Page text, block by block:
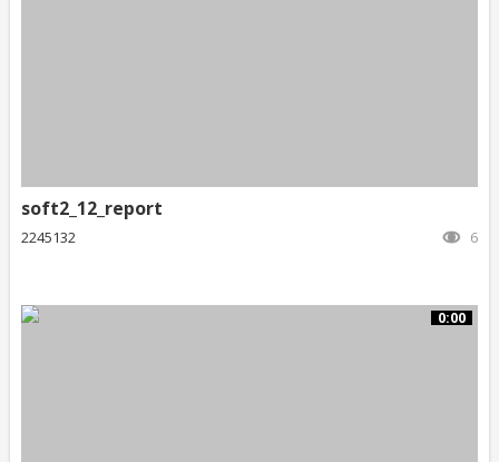
soft2_12_report
2245132 6
0:00